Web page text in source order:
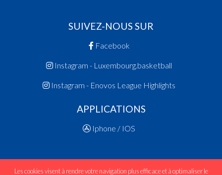
SUIVEZ-NOUS SUR
Facebook
Instagram - Luxembourg.basketball
Instagram - Enovos League Highlights
APPLICATIONS
Iphone / IOS
Les cookies visent à rendre votre navigation plus efficace et à optimaliser le